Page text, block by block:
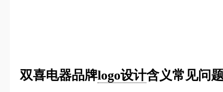
双喜电器品牌logo设计含义常见问